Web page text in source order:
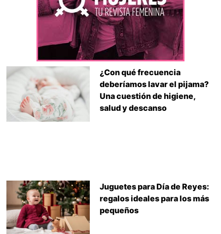
¿Con qué frecuencia
deberíamos lavar el pijama?
Una cuestión de higiene,
salud y descanso
Juguetes para Día de Reyes:
regalos ideales para los más
pequeños